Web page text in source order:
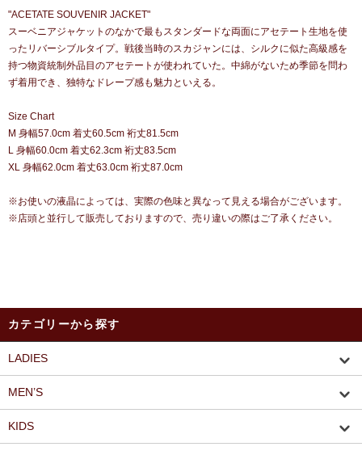
"ACETATE SOUVENIR JACKET"
スーベニアジャケットのなかで最もスタンダードな両面にアセテート生地を使
ったリバーシブルタイプ。戦後当時のスカジャンには、シルクに似た高級感を
持つ物資統制外品目のアセテートが使われていた。中綿がないため季節を問わ
ず着用でき、独特なドレープ感も魅力といえる。
Size Chart
M 身幅57.0cm 着丈60.5cm 裄丈81.5cm
L 身幅60.0cm 着丈62.3cm 裄丈83.5cm
XL 身幅62.0cm 着丈63.0cm 裄丈87.0cm
※お使いの液晶によっては、実際の色味と異なって見える場合がございます。
※店頭と並行して販売しておりますので、売り違いの際はご了承ください。
カテゴリーから探す
LADIES
MEN’S
KIDS